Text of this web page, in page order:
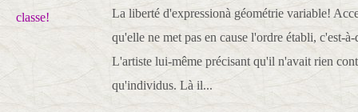
La liberté d'expressionà géométrie variable!
qu'elle ne met pas en cause l'ordre établi, c'est-
L'artiste lui-même précisant qu'il n'avait rien
qu'individus. Là il...